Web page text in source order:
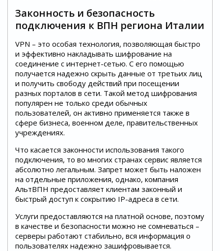
Законность и безопасность
подключения к ВПН региона Италии
VPN – это особая технология, позволяющая быстро
и эффективно накладывать шифрование на
соединение с интернет-сетью. С его помощью
получается надежно скрыть данные от третьих лиц
и получить свободу действий при посещении
разных порталов в сети. Такой метод шифрования
популярен не только среди обычных
пользователей, он активно применяется также в
сфере бизнеса, военном деле, правительственных
учреждениях.
Что касается законности использования такого
подключения, то во многих странах сервис является
абсолютно легальным. Запрет может быть наложен
на отдельные приложения, однако, компания
АльтВПН предоставляет клиентам законный и
быстрый доступ к сокрытию IP-адреса в сети.
Услуги предоставляются на платной основе, поэтому
в качестве и безопасности можно не сомневаться –
серверы работают стабильно, вся информация о
пользователях надежно зашифровывается.